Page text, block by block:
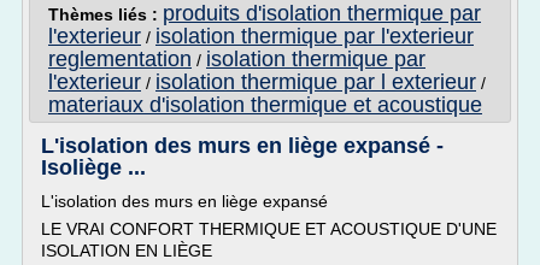
Thèmes liés : produits d'isolation thermique par
l'exterieur / isolation thermique par l'exterieur
reglementation / isolation thermique par
l'exterieur / isolation thermique par l exterieur /
materiaux d'isolation thermique et acoustique
L'isolation des murs en liège expansé -
Isoliège ...
L'isolation des murs en liège expansé
LE VRAI CONFORT THERMIQUE ET ACOUSTIQUE D'UNE
ISOLATION EN LIÈGE